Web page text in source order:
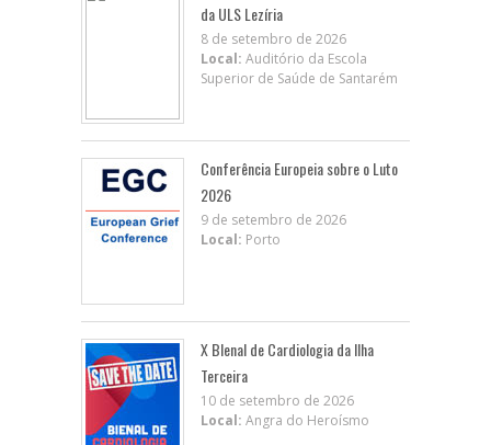
da ULS Lezíria
8 de setembro de 2026
Local: Auditório da Escola
Superior de Saúde de Santarém
Conferência Europeia sobre o Luto
2026
9 de setembro de 2026
Local: Porto
X BIenal de Cardiologia da Ilha
Terceira
10 de setembro de 2026
Local: Angra do Heroísmo